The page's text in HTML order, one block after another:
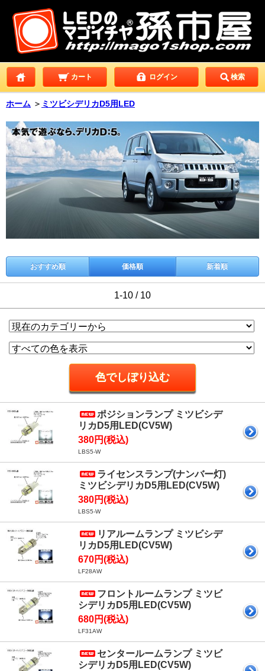
カート ログイン 検索
ホーム ＞ ミツビシデリカD5用LED
おすすめ順 価格順 新着順
1-10 / 10
ポジションランプ ミツビシデ
リカD5用LED(CV5W)
380円(税込)
LBS5-W
ライセンスランプ(ナンバー灯)
ミツビシデリカD5用LED(CV5W)
380円(税込)
LBS5-W
リアルームランプ ミツビシデ
リカD5用LED(CV5W)
670円(税込)
LF28AW
フロントルームランプ ミツビ
シデリカD5用LED(CV5W)
680円(税込)
LF31AW
センタールームランプ ミツビ
シデリカD5用LED(CV5W)